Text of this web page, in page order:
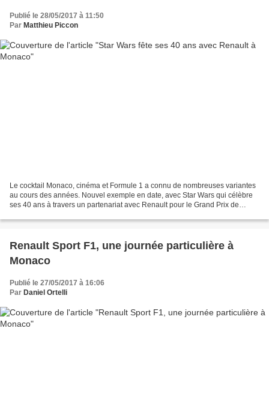
Publié le 28/05/2017 à 11:50
Par Matthieu Piccon
Le cocktail Monaco, cinéma et Formule 1 a connu de nombreuses variantes
au cours des années. Nouvel exemple en date, avec Star Wars qui célèbre
ses 40 ans à travers un partenariat avec Renault pour le Grand Prix de
Renault Sport F1, une journée particulière à
Monaco
Publié le 27/05/2017 à 16:06
Par Daniel Ortelli